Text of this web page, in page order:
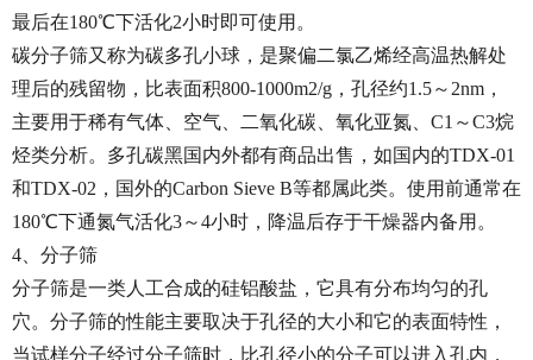
最后在180℃下活化2小时即可使用。
碳分子筛又称为碳多孔小球，是聚偏二氯乙烯经高温热解处
理后的残留物，比表面积800-1000m2/g，孔径约1.5～2nm，
主要用于稀有气体、空气、二氧化碳、氧化亚氮、C1～C3烷
烃类分析。多孔碳黑国内外都有商品出售，如国内的TDX-01
和TDX-02，国外的Carbon Sieve B等都属此类。使用前通常在
180℃下通氮气活化3～4小时，降温后存于干燥器内备用。
4、分子筛
分子筛是一类人工合成的硅铝酸盐，它具有分布均匀的孔
穴。分子筛的性能主要取决于孔径的大小和它的表面特性，
当试样分子经过分子筛时，比孔径小的分子可以进入孔内，